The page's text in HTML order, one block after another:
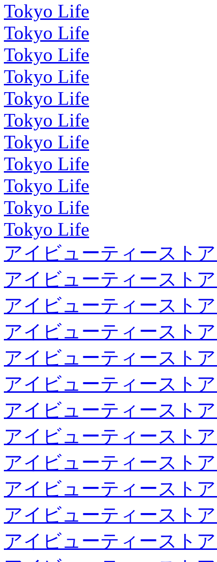
Tokyo Life
Tokyo Life
Tokyo Life
Tokyo Life
Tokyo Life
Tokyo Life
Tokyo Life
Tokyo Life
Tokyo Life
Tokyo Life
Tokyo Life
アイビューティースト
アイビューティースト
アイビューティースト
アイビューティースト
アイビューティースト
アイビューティースト
アイビューティースト
アイビューティースト
アイビューティースト
アイビューティースト
アイビューティースト
アイビューティースト